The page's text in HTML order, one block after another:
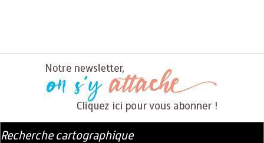
Recherche cartographique